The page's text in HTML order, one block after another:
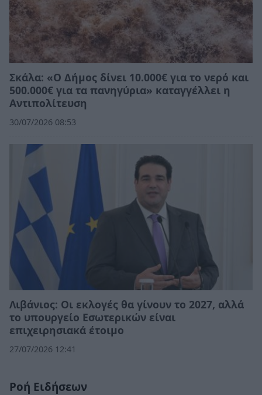
Σκάλα: «Ο Δήμος δίνει 10.000€ για το νερό και
500.000€ για τα πανηγύρια» καταγγέλλει η
Αντιπολίτευση
30/07/2026 08:53
Λιβάνιος: Οι εκλογές θα γίνουν το 2027, αλλά
το υπουργείο Εσωτερικών είναι
επιχειρησιακά έτοιμο
27/07/2026 12:41
Ροή Ειδήσεων